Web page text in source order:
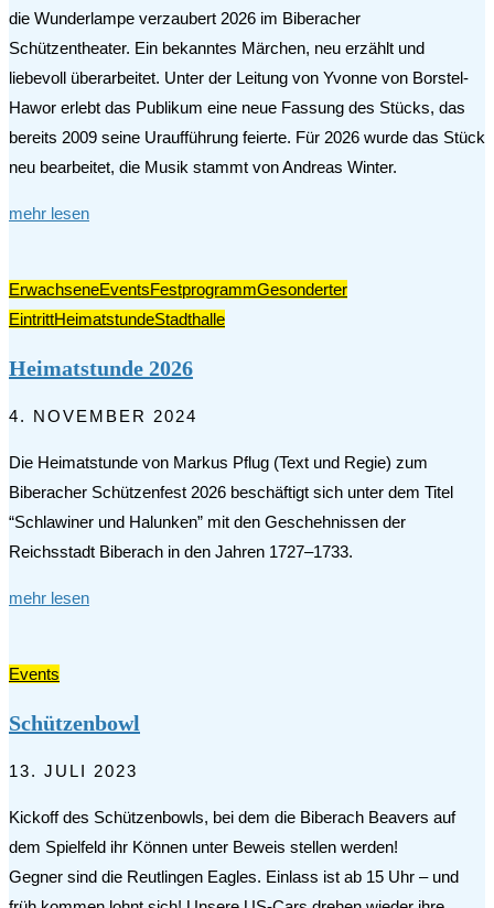
die Wunderlampe verzaubert 2026 im Biberacher
Schützentheater. Ein bekanntes Märchen, neu erzählt und
liebevoll überarbeitet. Unter der Leitung von Yvonne von Borstel-
Hawor erlebt das Publikum eine neue Fassung des Stücks, das
bereits 2009 seine Uraufführung feierte. Für 2026 wurde das Stück
neu bearbeitet, die Musik stammt von Andreas Winter.
mehr lesen
ErwachseneEventsFestprogrammGesonderter
EintrittHeimatstundeStadthalle
Heimatstunde 2026
4. NOVEMBER 2024
Die Heimatstunde von Markus Pflug (Text und Regie) zum
Biberacher Schützenfest 2026 beschäftigt sich unter dem Titel
“Schlawiner und Halunken” mit den Geschehnissen der
Reichsstadt Biberach in den Jahren 1727–1733.
mehr lesen
Events
Schützenbowl
13. JULI 2023
Kickoff des Schützenbowls, bei dem die Biberach Beavers auf
dem Spielfeld ihr Können unter Beweis stellen werden!
Gegner sind die Reutlingen Eagles. Einlass ist ab 15 Uhr – und